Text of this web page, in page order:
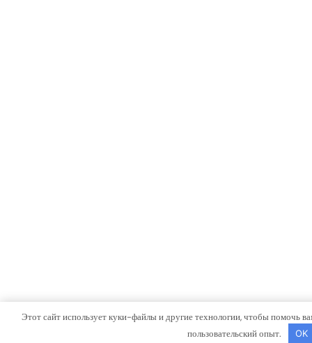
Этот сайт использует куки-файлы и другие технологии, чтобы помочь
пользовательский опыт.
OK